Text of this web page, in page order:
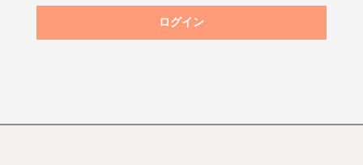
ログイン